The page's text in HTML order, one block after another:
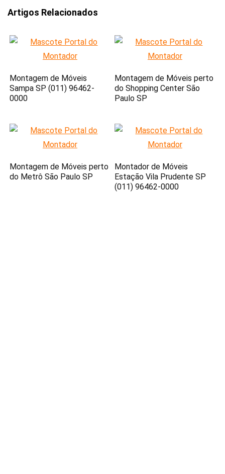
Artigos Relacionados
Montagem de Móveis
Sampa SP (011) 96462-
0000
Montagem de Móveis perto
do Shopping Center São
Paulo SP
Montagem de Móveis perto
do Metrô São Paulo SP
Montador de Móveis
Estação Vila Prudente SP
(011) 96462-0000